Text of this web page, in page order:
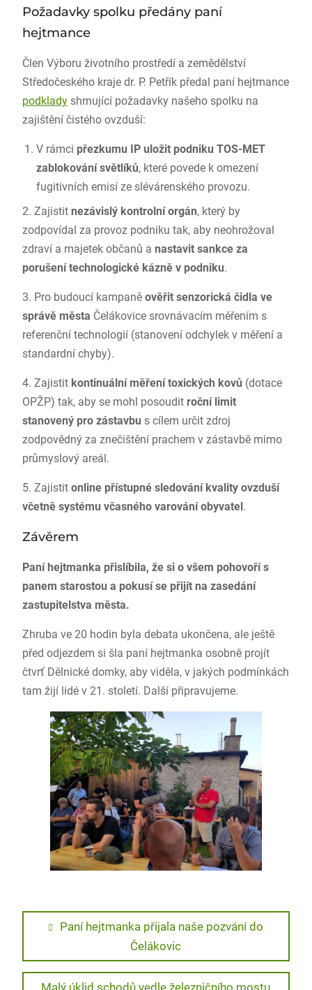
Požadavky spolku předány paní
hejtmance
Člen Výboru životního prostředí a zemědělství
Středočeského kraje dr. P. Petřík předal paní hejtmance
podkladyshrnující požadavky našeho spolku na
zajištění čistého ovzduší:
V rámci přezkumu IP uložit podniku TOS-MET
zablokování světlíků, které povede k omezení
fugitivních emisí ze slévárenského provozu.
2. Zajistit nezávislý kontrolní orgán, který by
zodpovídal za provoz podniku tak, aby neohrožoval
zdraví a majetek občanů a nastavit sankce za
porušení technologické kázně v podniku.
3. Pro budoucí kampaně ověřit senzorická čidla ve
správě města Čelákovice srovnávacím měřením s
referenční technologií (stanovení odchylek v měření a
standardní chyby).
4. Zajistit kontinuální měření toxických kovů (dotace
OPŽP) tak, aby se mohl posoudit roční limit
stanovený pro zástavbu s cílem určit zdroj
zodpovědný za znečištění prachem v zástavbě mimo
průmyslový areál.
5. Zajistit online přístupné sledování kvality ovzduší
včetně systému včasného varování obyvatel.
Závěrem
Paní hejtmanka přislíbila, že si o všem pohovoří s
panem starostou a pokusí se přijít na zasedání
zastupitelstva města.
Zhruba ve 20 hodin byla debata ukončena, ale ještě
před odjezdem si šla paní hejtmanka osobně projít
čtvrť Dělnické domky, aby viděla, v jakých podmínkách
tam žijí lidé v 21. století. Další připravujeme.
Navigace
příspěvek
Previous
Paní hejtmanka přijala naše pozvání do
Čelákovic
Next